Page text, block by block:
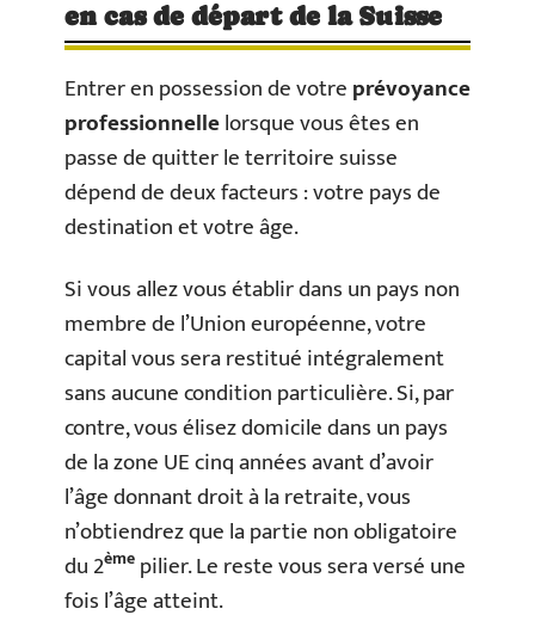
en cas de départ de la Suisse
Entrer en possession de votreprévoyance
professionnellelorsque vous êtes en
passe de quitter le territoire suisse
dépend de deux facteurs : votre pays de
destination et votre âge.
Si vous allez vous établir dans un pays non
membre de l’Union européenne, votre
capital vous sera restitué intégralement
sans aucune condition particulière. Si, par
contre, vous élisez domicile dans un pays
de la zone UE cinq années avant d’avoir
l’âge donnant droit à la retraite, vous
n’obtiendrez que la partie non obligatoire
du 2ème pilier. Le reste vous sera versé une
fois l’âge atteint.